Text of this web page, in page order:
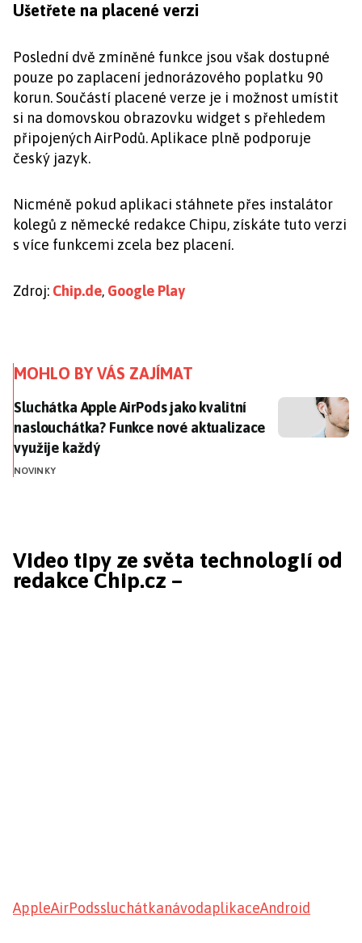
Ušetřete na placené verzi
Poslední dvě zmíněné funkce jsou však dostupné
pouze po zaplacení jednorázového poplatku 90
korun. Součástí placené verze je i možnost umístit
si na domovskou obrazovku widget s přehledem
připojených AirPodů. Aplikace plně podporuje
český jazyk.
Nicméně pokud aplikaci stáhnete přes instalátor
kolegů z německé redakce Chipu, získáte tuto verzi
s více funkcemi zcela bez placení.
Zdroj: Chip.de, Google Play
MOHLO BY VÁS ZAJÍMAT
Sluchátka Apple AirPods jako kvalitní naslouchátka?
Sluchátka Apple AirPods jako kvalitní
naslouchátka? Funkce nové aktualizace
využije každý
NOVINKY
Video tipy ze světa technologií od
redakce Chip.cz –
AppleAirPodssluchátkanávodaplikaceAndroid